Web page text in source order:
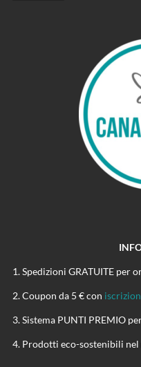
Spedizioni GRATUITE per
Coupon da 5 € con
Sistema PUNTI PREMIO
Prodotti eco-sostenibili